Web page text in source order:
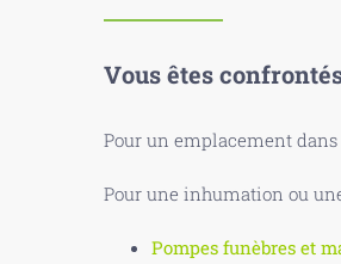
Vous êtes
Pour un emplacement
Pour une inhumation ou
Pompes funèbres et